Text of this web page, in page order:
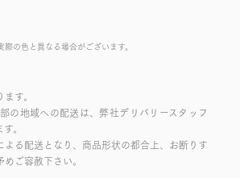
の色と異なる場合がございます。
す。
の地域への配送は、弊社デリバリースタッフ
。
よる配送となり、商品形状の都合上、お断りす
ご容赦下さい。